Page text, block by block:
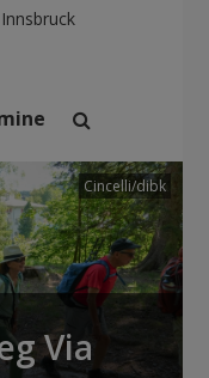
suchen
Cincelli/dibk
Via